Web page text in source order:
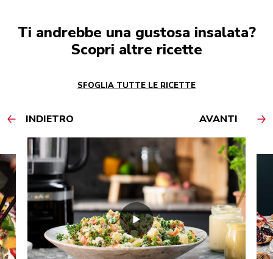
Ti andrebbe una gustosa insalata?
Scopri altre ricette
SFOGLIA TUTTE LE RICETTE
INDIETRO AVANTI